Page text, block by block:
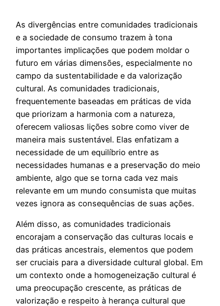
As divergências entre comunidades tradicionais
e a sociedade de consumo trazem à tona
importantes implicações que podem moldar o
futuro em várias dimensões, especialmente no
campo da sustentabilidade e da valorização
cultural. As comunidades tradicionais,
frequentemente baseadas em práticas de vida
que priorizam a harmonia com a natureza,
oferecem valiosas lições sobre como viver de
maneira mais sustentável. Elas enfatizam a
necessidade de um equilíbrio entre as
necessidades humanas e a preservação do meio
ambiente, algo que se torna cada vez mais
relevante em um mundo consumista que muitas
vezes ignora as consequências de suas ações.
Além disso, as comunidades tradicionais
encorajam a conservação das culturas locais e
das práticas ancestrais, elementos que podem
ser cruciais para a diversidade cultural global. Em
um contexto onde a homogeneização cultural é
uma preocupação crescente, as práticas de
valorização e respeito à herança cultural que